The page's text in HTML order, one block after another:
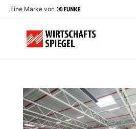
Eine Marke von